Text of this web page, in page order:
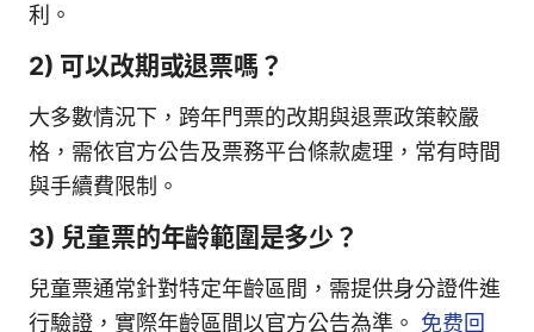
利。
2) 可以改期或退票嗎？
大多數情況下，跨年門票的改期與退票政策較嚴
格，需依官方公告及票務平台條款處理，常有時間
與手續費限制。
3) 兒童票的年齡範圍是多少？
兒童票通常針對特定年齡區間，需提供身分證件進
行驗證，實際年齡區間以官方公告為準。 免费回